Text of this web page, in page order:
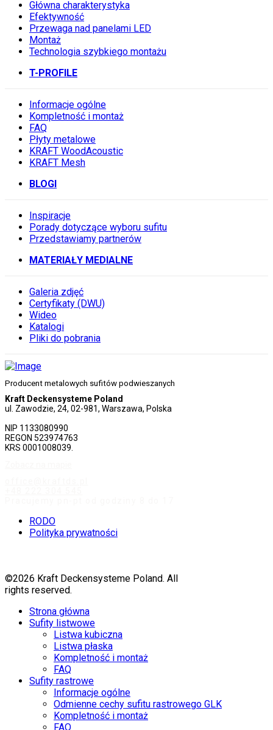
Główna charakterystyka
Efektywność
Przewaga nad panelami LED
Montaż
Technologia szybkiego montażu
T-PROFILE
Informacje ogólne
Kompletność i montaż
FAQ
Płyty metalowe
KRAFT WoodAcoustic
KRAFT Mesh
BLOGI
Inspiracje
Porady dotyczące wyboru sufitu
Przedstawiamy partnerów
MATERIAŁY MEDIALNE
Galeria zdjęć
Certyfikaty (DWU)
Wideo
Katalogi
Pliki do pobrania
Producent metalowych sufitów podwieszanych
Kraft Deckensysteme Poland
ul. Zawodzie, 24, 02-981, Warszawa, Polska
NIP 1133080990
REGON 523974763
KRS 0001008039.
RODO
Polityka prywatności
©2026 Kraft Deckensysteme Poland. All
rights reserved.
Strona główna
Sufity listwowe
Listwa kubiczna
Listwa płaska
Kompletność i montaż
FAQ
Sufity rastrowe
Informacje ogólne
Odmienne cechy sufitu rastrowego GLK
Kompletność i montaż
FAQ